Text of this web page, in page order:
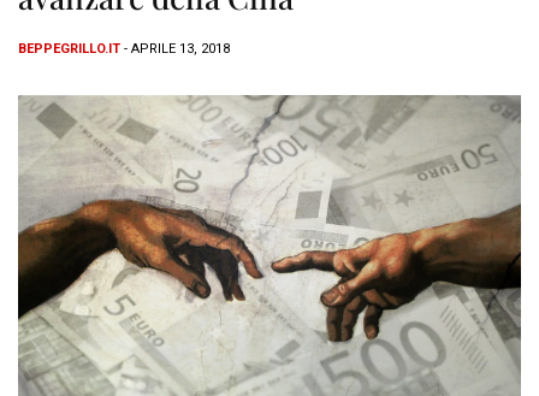
BEPPEGRILLO.IT - APRILE 13, 2018